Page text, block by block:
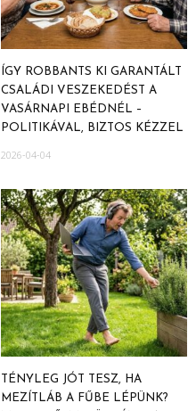
ÍGY ROBBANTS KI GARANTÁLT
CSALÁDI VESZEKEDÉST A
VASÁRNAPI EBÉDNÉL –
POLITIKÁVAL, BIZTOS KÉZZEL
2026-04-04
TÉNYLEG JÓT TESZ, HA
MEZÍTLÁB A FŰBE LÉPÜNK?